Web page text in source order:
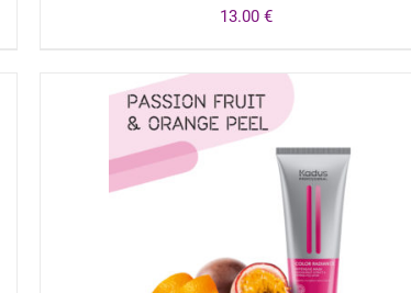
13.00 €